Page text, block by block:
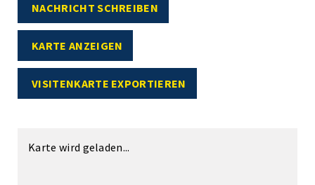
NACHRICHT SCHREIBEN
KARTE ANZEIGEN
VISITENKARTE EXPORTIEREN
Karte wird geladen...